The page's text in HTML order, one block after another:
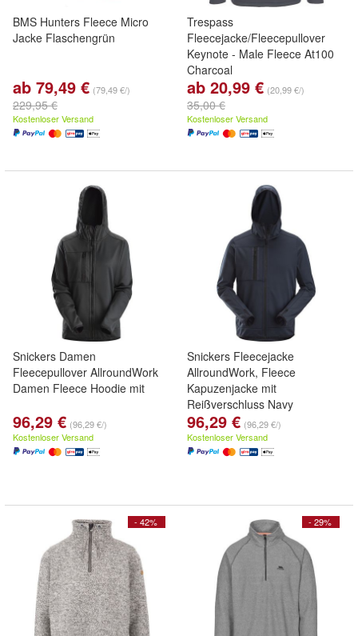
BMS Hunters Fleece Micro
Jacke Flaschengrün
ab 79,49 € (79,49 €/)
229,95 €
Kostenloser Versand
Trespass
Fleecejacke/Fleecepullover
Keynote - Male Fleece At100
Charcoal
ab 20,99 € (20,99 €/)
35,00 €
Kostenloser Versand
Snickers Damen
Fleecepullover AllroundWork
Damen Fleece Hoodie mit
96,29 € (96,29 €/)
Kostenloser Versand
Snickers Fleecejacke
AllroundWork, Fleece
Kapuzenjacke mit
Reißverschluss Navy
96,29 € (96,29 €/)
Kostenloser Versand
- 42% - 29%